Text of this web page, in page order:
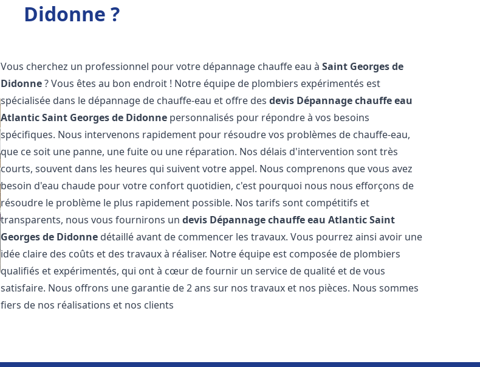
Didonne ?
Vous cherchez un professionnel pour votre dépannage chauffe eau àSaint Georges de
Didonne? Vous êtes au bon endroit ! Notre équipe de plombiers expérimentés est
spécialisée dans le dépannage de chauffe-eau et offre desdevis Dépannage chauffe eau
AtlanticSaint Georges de Didonne personnalisés pour répondre à vos besoins
spécifiques. Nous intervenons rapidement pour résoudre vos problèmes de chauffe-eau,
que ce soit une panne, une fuite ou une réparation. Nos délais d'intervention sont très
courts, souvent dans les heures qui suivent votre appel. Nous comprenons que vous avez
besoin d'eau chaude pour votre confort quotidien, c'est pourquoi nous nous efforçons de
résoudre le problème le plus rapidement possible. Nos tarifs sont compétitifs et
transparents, nous vous fournirons undevis Dépannage chauffe eau AtlanticSaint
Georges de Didonne détaillé avant de commencer les travaux. Vous pourrez ainsi avoir une
idée claire des coûts et des travaux à réaliser. Notre équipe est composée de plombiers
qualifiés et expérimentés, qui ont à cœur de fournir un service de qualité et de vous
satisfaire. Nous offrons une garantie de 2 ans sur nos travaux et nos pièces. Nous sommes
fiers de nos réalisations et nos clients